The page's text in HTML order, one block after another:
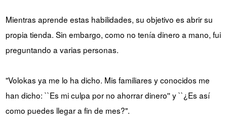
Mientras aprende estas habilidades, su objetivo es abrir su
propia tienda. Sin embargo, como no tenía dinero a mano, fui
preguntando a varias personas.
"Volokas ya me lo ha dicho. Mis familiares y conocidos me
han dicho: ``Es mi culpa por no ahorrar dinero'' y ``¿Es así
como puedes llegar a fin de mes?".